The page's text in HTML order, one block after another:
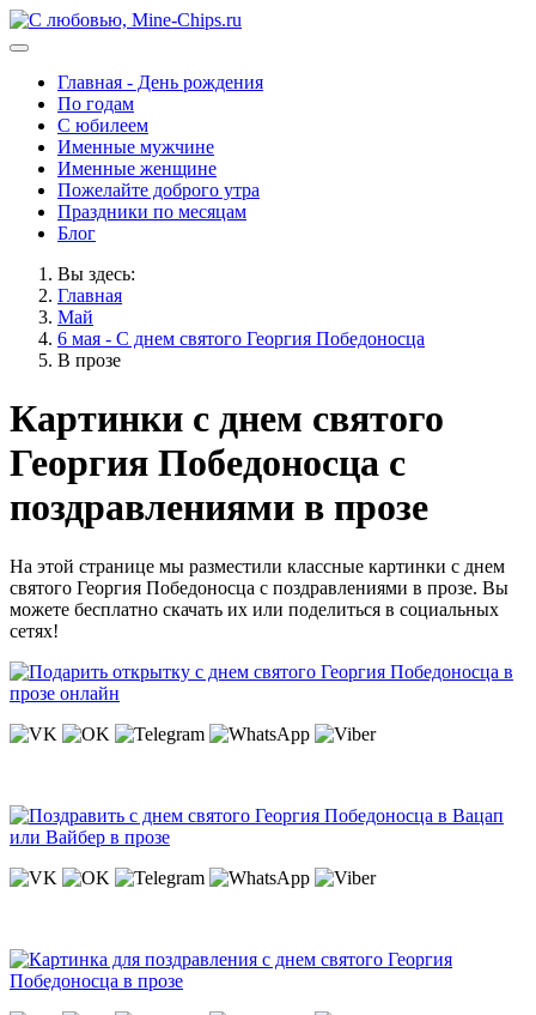
Главная - День рождения
По годам
С юбилеем
Именные мужчине
Именные женщине
Пожелайте доброго утра
Праздники по месяцам
Блог
Вы здесь:
Главная
Май
6 мая - С днем святого Георгия Победоносца
В прозе
Картинки с днем святого
Георгия Победоносца с
поздравлениями в прозе
На этой странице мы разместили классные картинки с днем
святого Георгия Победоносца с поздравлениями в прозе. Вы
можете бесплатно скачать их или поделиться в социальных
сетях!